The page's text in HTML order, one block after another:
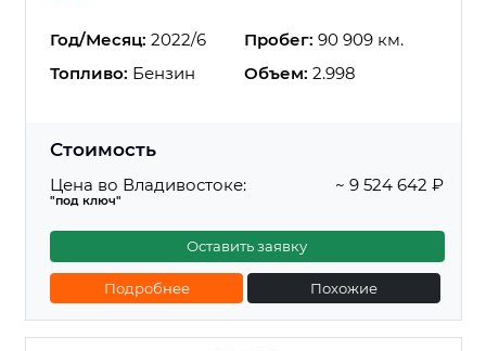
Год/Месяц: 2022/6 Пробег: 90 909 км.
Топливо: Бензин Объем: 2.998
Стоимость
Цена во Владивостоке:
"под ключ"
~ 9 524 642 ₽
Оставить заявку
Подробнее Похожие